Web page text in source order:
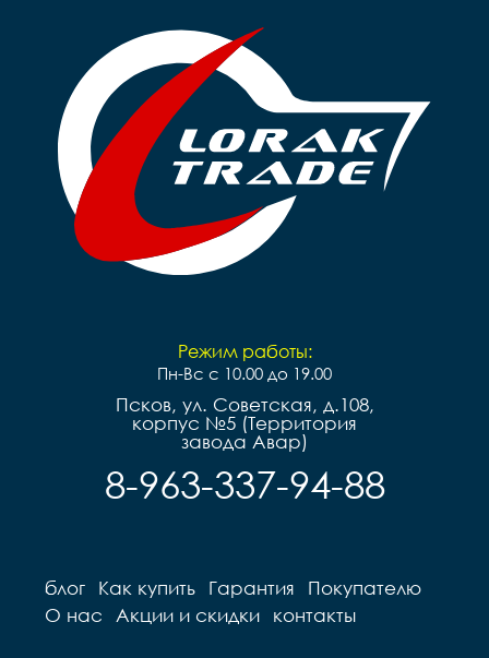
Режим работы:
Пн-Вс с 10.00 до 19.00
Псков, ул. Советская, д.108,
корпус №5 (Территория
завода Авар)
8-963-337-94-88
блог Как купить Гарантия
Покупателю
О нас
Акции и скидки контакты